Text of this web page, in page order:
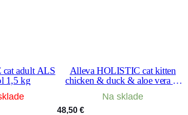
adult ALS
1,5 kg
Alleva HOLISTIC cat kitten
chicken & duck & aloe vera &
Na sklade
48,50 €